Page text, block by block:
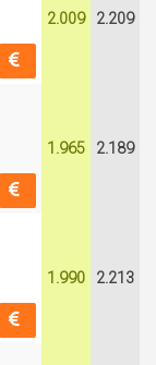
2.009 2.209
1.965 2.189
1.990 2.213